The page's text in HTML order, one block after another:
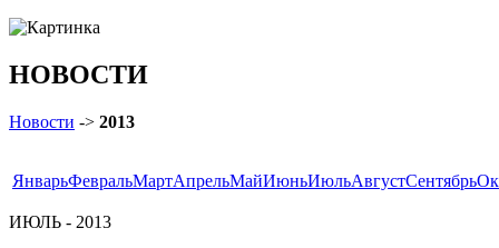
НОВОСТИ
Новости -> 2013
ЯнварьФевральМартАпрельМайИюньИюльАвгустСентябрь
ИЮЛЬ - 2013